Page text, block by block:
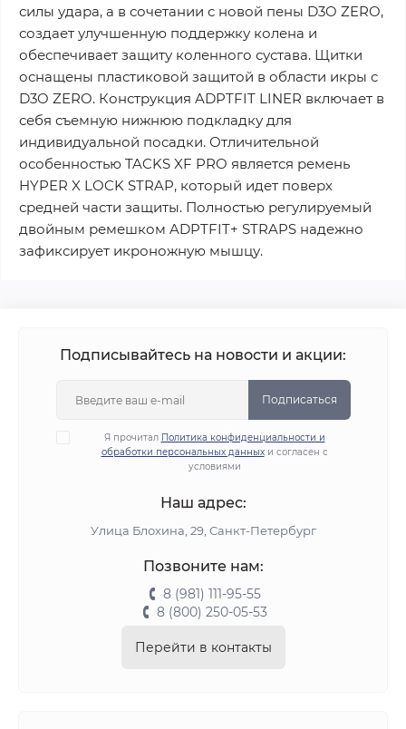
силы удара, а в сочетании с новой пены D3O ZERO,
создает улучшенную поддержку колена и
обеспечивает защиту коленного сустава. Щитки
оснащены пластиковой защитой в области икры с
D3O ZERO. Конструкция ADPTFIT LINER включает в
себя съемную нижнюю подкладку для
индивидуальной посадки. Отличительной
особенностью TACKS XF PRO является ремень
HYPER X LOCK STRAP, который идет поверх
средней части защиты. Полностью регулируемый
двойным ремешком ADPTFIT+ STRAPS надежно
зафиксирует икроножную мышцу.
Подписывайтесь на новости и акции:
Подписаться
Я прочитал Политика конфиденциальности и
обработки персональных данныхи согласен с
условиями
Наш адрес:
Улица Блохина, 29, Санкт-Петербург
Позвоните нам:
8 (981) 111-95-55
8 (800) 250-05-53
Перейти в контакты